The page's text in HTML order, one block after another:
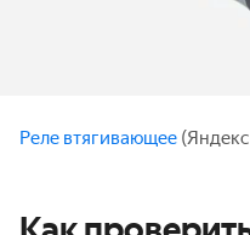
Реле втягивающее